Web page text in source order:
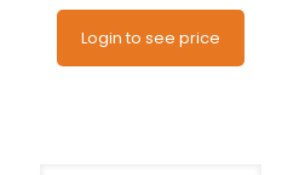
Login to see price